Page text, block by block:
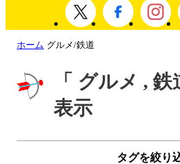
ホーム グルメ/鉄道
「 グルメ ,
表示
タグを絞り